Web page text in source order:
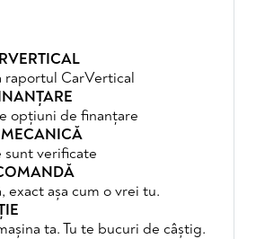
raportul CarVertical
opțiuni de finanțare
sunt verificate
exact așa cum o vrei tu.
ta. Tu te bucuri de câștig.